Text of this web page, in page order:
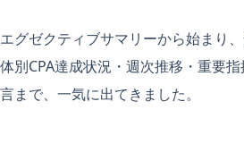
エグゼクティブサマリーから始まり
体別CPA達成状況・週次推移・重要
言まで、一気に出てきました。